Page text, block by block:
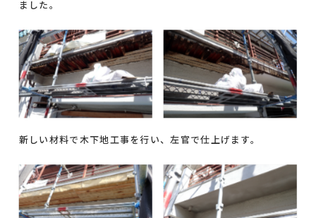
ました。
新しい材料で木下地工事を行い、左官で仕上げます。